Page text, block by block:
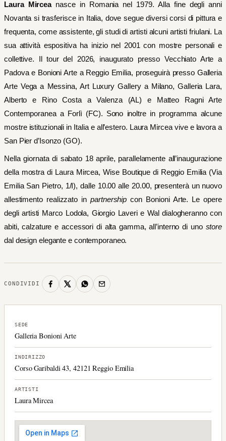
Laura Mircea nasce in Romania nel 1979. Alla fine degli anni
Novanta si trasferisce in Italia, dove segue diversi corsi di pittura e
frequenta, come assistente, gli studi di artisti alcuni artisti friulani. La
sua attività espositiva ha inizio nel 2001 con mostre personali e
collettive. Il tour del 2026, inaugurato presso Vecchiato Arte a
Padova e Bonioni Arte a Reggio Emilia, proseguirà presso Galleria
Arte Vega a Messina, Art Luxury Gallery a Milano, Galleria Lara,
Alberto e Rino Costa a Valenza (AL) e Matteo Ragni Arte
Contemporanea a Forlì (FC). Sono inoltre in programma alcune
mostre istituzionali in Italia e all’estero. Laura Mircea vive e lavora a
San Pier d’Isonzo (GO).
Nella giornata di sabato 18 aprile, parallelamente all’inaugurazione
della mostra di Laura Mircea, Wise Boutique di Reggio Emilia (Via
Emilia San Pietro, 1/I), dalle 10.00 alle 20.00, presenterà un nuovo
allestimento realizzato inpartnership con Bonioni Arte. Le opere
degli artisti Marco Lodola, Giorgio Laveri e Wal dialogheranno con
abiti, calzature e accessori di alta gamma, all’interno di uno store
dal design elegante e contemporaneo.
CONDIVIDI
SEDE
Galleria Bonioni Arte
INDIRIZZO
Corso Garibaldi 43, 42121 Reggio Emilia
ARTISTI
Laura Mircea